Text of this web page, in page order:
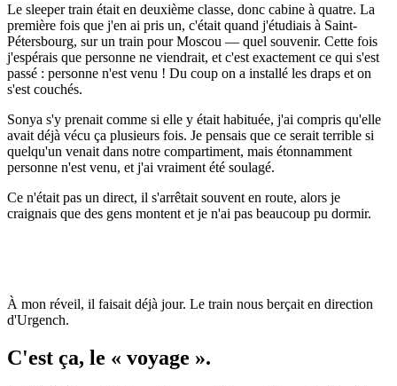
Le sleeper train était en deuxième classe, donc cabine à quatre. La
première fois que j'en ai pris un, c'était quand j'étudiais à Saint-
Pétersbourg, sur un train pour Moscou — quel souvenir. Cette fois
j'espérais que personne ne viendrait, et c'est exactement ce qui s'est
passé : personne n'est venu ! Du coup on a installé les draps et on
s'est couchés.
Sonya s'y prenait comme si elle y était habituée, j'ai compris qu'elle
avait déjà vécu ça plusieurs fois. Je pensais que ce serait terrible si
quelqu'un venait dans notre compartiment, mais étonnamment
personne n'est venu, et j'ai vraiment été soulagé.
Ce n'était pas un direct, il s'arrêtait souvent en route, alors je
craignais que des gens montent et je n'ai pas beaucoup pu dormir.
À mon réveil, il faisait déjà jour. Le train nous berçait en direction
d'Urgench.
C'est ça, le « voyage ».